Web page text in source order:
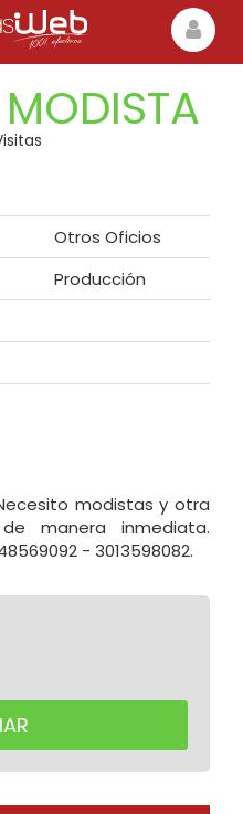
Otros Oficios
Producción
modistas y otra
manera inmediata.
- 3013598082.